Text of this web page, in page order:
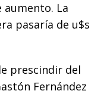
aumento. La
pasaría de u$s
prescindir del
Fernández